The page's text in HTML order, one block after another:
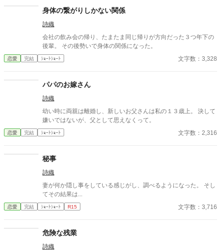
身体の繋がりしかない関係
詩織
会社の飲み会の帰り、たまたま同じ帰りが方向だった３つ年下の
後輩。 その後勢いで身体の関係になった。
恋愛 完結 ｼｮｰﾄｼｮｰﾄ 文字数：3,328
パパのお嫁さん
詩織
幼い時に両親は離婚し、新しいお父さんは私の１３歳上。 決して
嫌いではないが、父として思えなくって。
恋愛 完結 ｼｮｰﾄｼｮｰﾄ 文字数：2,316
秘事
詩織
妻が何か隠し事をしている感じがし、調べるようになった。 そし
てその結果は...
恋愛 完結 ｼｮｰﾄｼｮｰﾄ R15 文字数：3,716
危険な残業
詩織